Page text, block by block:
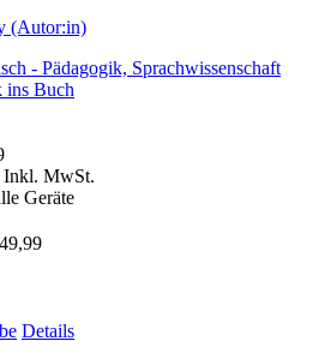
(Autor:in)
- Pädagogik, Sprachwissenschaft
ins Buch
Inkl. MwSt.
Geräte
Details